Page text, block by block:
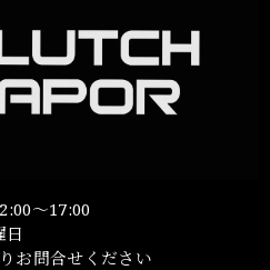
～17:00
日
お問合せください